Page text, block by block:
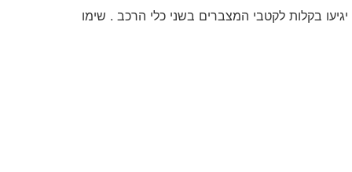
בקלות לקטבי המצברים בשני כלי הרכב . שימו